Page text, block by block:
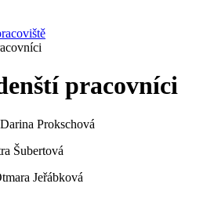
pracovníci
Prokschová
Šubertová
Jeřábková